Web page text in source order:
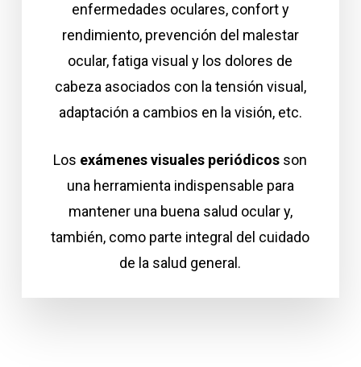
enfermedades oculares, confort y
rendimiento, prevención del malestar
ocular, fatiga visual y los dolores de
cabeza asociados con la tensión visual,
adaptación a cambios en la visión, etc.
Los exámenes visuales periódicos son
una herramienta indispensable para
mantener una buena salud ocular y,
también, como parte integral del cuidado
de la salud general.